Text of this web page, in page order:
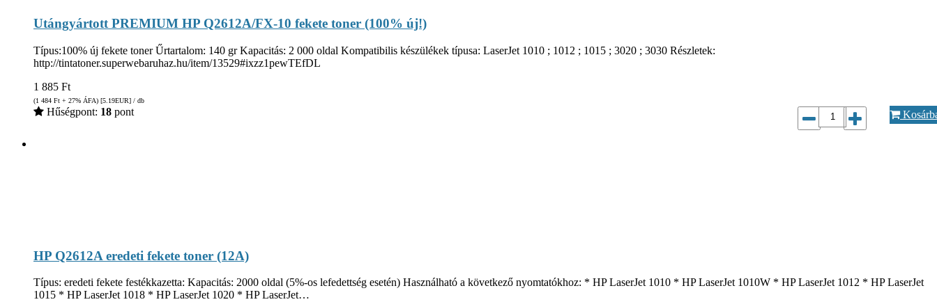
Utángyártott PREMIUM HP Q2612A/FX-10 fekete toner (100% új!)
Típus:100% új fekete toner Űrtartalom: 140 gr Kapacitás: 2 000 oldal Kompatibilis készülékek típusa: LaserJet 1010 ; 1012 ; 1015 ; 3020 ; 3030 Részletek:
http://tintatoner.superwebaruhaz.hu/item/13529#ixzz1pewTEfDL
1 885 Ft
(1 484 Ft + 27% ÁFA) [5.19EUR] / db
Hűségpont: 18 pont
HP Q2612A eredeti fekete toner (12A)
Típus: eredeti fekete festékkazetta: Kapacitás: 2000 oldal (5%-os lefedettség esetén) Használható a következő nyomtatókhoz: * HP LaserJet 1010 * HP LaserJet 1010W * HP LaserJet 1012 * HP LaserJet
1015 * HP LaserJet 1018 * HP LaserJet 1020 * HP LaserJet…